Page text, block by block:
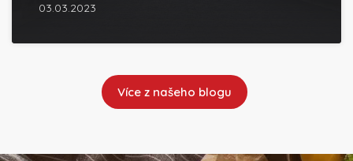
03.03.2023
Více z našeho blogu